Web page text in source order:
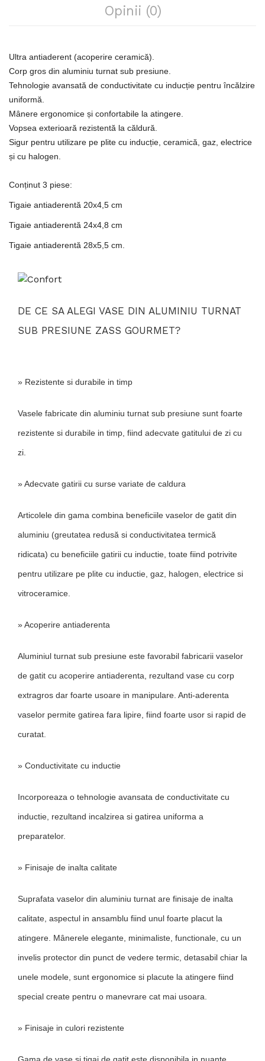
Opinii (0)
Ultra antiaderent (acoperire ceramică).
Corp gros din aluminiu turnat sub presiune.
Tehnologie avansată de conductivitate cu inducție pentru încălzire
uniformă.
Mânere ergonomice și confortabile la atingere.
Vopsea exterioară rezistentă la căldură.
Sigur pentru utilizare pe plite cu inducție, ceramică, gaz, electrice
și cu halogen.
Conținut 3 piese:
Tigaie antiaderentă 20x4,5 cm
Tigaie antiaderentă 24x4,8 cm
Tigaie antiaderentă 28x5,5 cm.
DE CE SA ALEGI VASE DIN ALUMINIU TURNAT
SUB PRESIUNE ZASS GOURMET?
» Rezistente si durabile in timp
Vasele fabricate din aluminiu turnat sub presiune sunt foarte
rezistente si durabile in timp, fiind adecvate gatitului de zi cu
zi.
» Adecvate gatirii cu surse variate de caldura
Articolele din gama combina beneficiile vaselor de gatit din
aluminiu (greutatea redusă si conductivitatea termică
ridicata) cu beneficiile gatirii cu inductie, toate fiind potrivite
pentru utilizare pe plite cu inductie, gaz, halogen, electrice si
vitroceramice.
» Acoperire antiaderenta
Aluminiul turnat sub presiune este favorabil fabricarii vaselor
de gatit cu acoperire antiaderenta, rezultand vase cu corp
extragros dar foarte usoare in manipulare. Anti-aderenta
vaselor permite gatirea fara lipire, fiind foarte usor si rapid de
curatat.
» Conductivitate cu inductie
Incorporeaza o tehnologie avansata de conductivitate cu
inductie, rezultand incalzirea si gatirea uniforma a
preparatelor.
» Finisaje de inalta calitate
Suprafata vaselor din aluminiu turnat are finisaje de inalta
calitate, aspectul in ansamblu fiind unul foarte placut la
atingere. Mânerele elegante, minimaliste, functionale, cu un
invelis protector din punct de vedere termic, detasabil chiar la
unele modele, sunt ergonomice si placute la atingere fiind
special create pentru o manevrare cat mai usoara.
» Finisaje in culori rezistente